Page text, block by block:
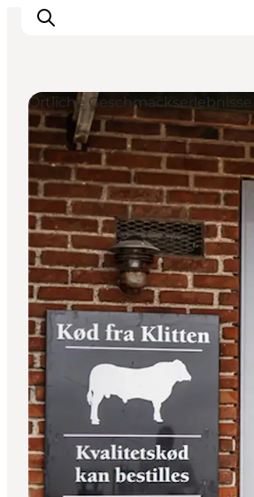
Events
Erlebnisse
Unsere Städte
Essen & Übernachtung
Tickets kaufen
Plane deine Reise
Örtliche Geschmackserlebnisse